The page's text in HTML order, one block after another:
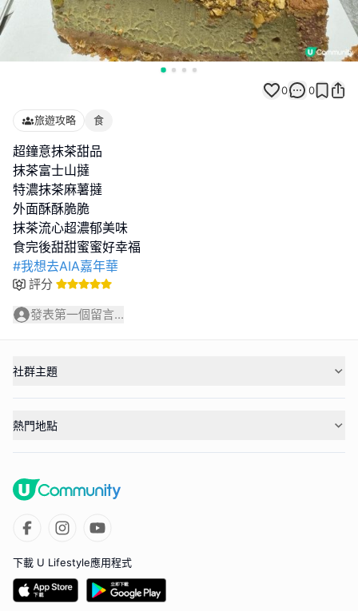
0 0
旅遊攻略 食
超鐘意抹茶甜品
抹茶富士山撻
特濃抹茶麻薯撻
外面酥酥脆脆
抹茶流心超濃郁美味
#我想去AIA嘉年華
評分
發表第一個留言...
社群主題
熱門地點
下載 U Lifestyle應用程式